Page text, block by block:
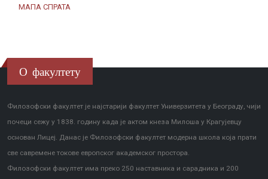
МАПА СПРАТА
О факултету
Филозофски факултет је најстарији факултет Универзитета у Београду, чији
почеци сежу у 1838. годину када је актом кнеза Милоша у Крагујевцу
основан Лицеј. Данас је Филозофски факултет модерна школа која прати
све савремене токове европског академског простора.
Филозофски факултет има преко 250 наставника и сарадника и 200